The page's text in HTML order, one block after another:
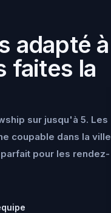
adapté à
faites la
sur jusqu'à 5. Les
coupable dans la ville
pour les rendez-